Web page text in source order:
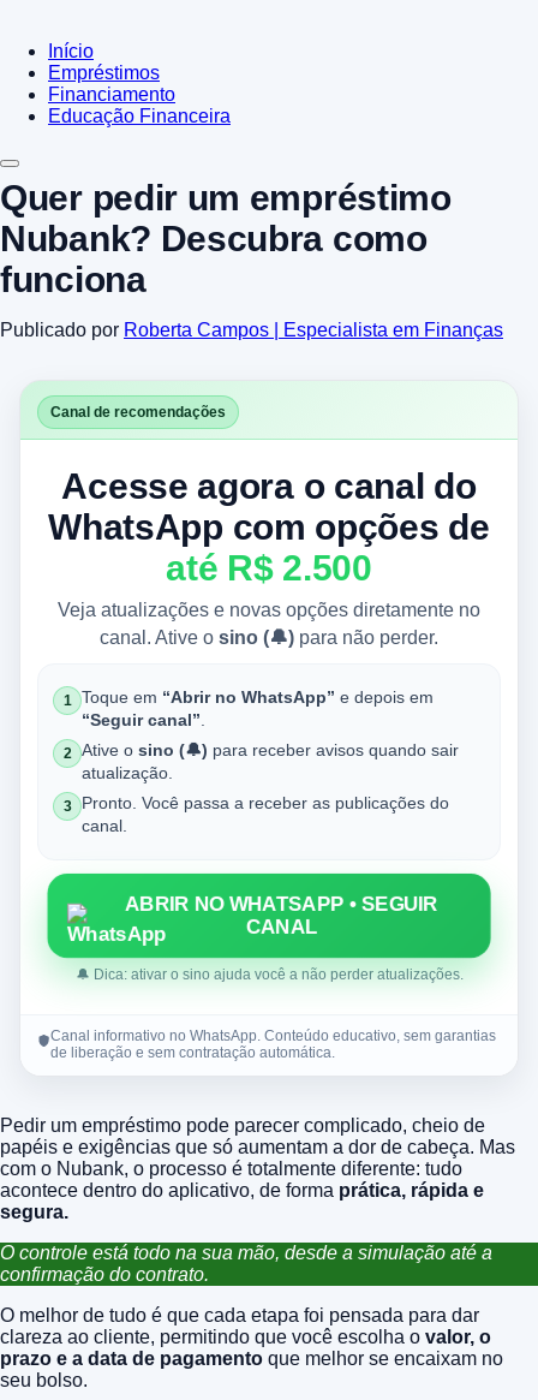
Início
Empréstimos
Financiamento
Educação Financeira
Quer pedir um empréstimo
Nubank? Descubra como
funciona
Publicado por Roberta Campos | Especialista em Finanças
Canal de recomendações
Acesse agora o canal do
WhatsApp com opções de
até R$ 2.500
Veja atualizações e novas opções diretamente no
canal. Ative o sino (🔔) para não perder.
1 Toque em “Abrir no WhatsApp” e depois em
“Seguir canal”
2 Ative o sino (🔔) para receber avisos quando sair
atualização.
3
Pronto. Você passa a receber as publicações do
canal.
ABRIR NO WHATSAPP • SEGUIR
CANAL
🔔 Dica: ativar o sino ajuda você a não perder atualizações.
Canal informativo no WhatsApp. Conteúdo educativo, sem garantias
de liberação e sem contratação automática.
Pedir um empréstimo pode parecer complicado, cheio de
papéis e exigências que só aumentam a dor de cabeça. Mas
com o Nubank, o processo é totalmente diferente: tudo
acontece dentro do aplicativo, de forma prática, rápida e
segura.
O controle está todo na sua mão, desde a simulação até a
confirmação do contrato.
O melhor de tudo é que cada etapa foi pensada para dar
clareza ao cliente, permitindo que você escolha o valor, o
prazo e a data de pagamento que melhor se encaixam no
seu bolso.